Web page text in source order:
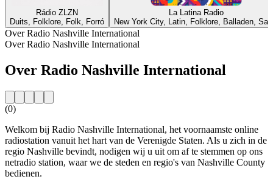
Rádio ZLZN
Duits, Folklore, Folk, Forró
La Latina Radio
New York City, Latin, Folklore, Balladen,
Over Radio Nashville International
Over Radio Nashville International
Over Radio Nashville International
(0)
Welkom bij Radio Nashville International, het voornaamste online
radiostation vanuit het hart van de Verenigde Staten. Als u zich in de
regio Nashville bevindt, nodigen wij u uit om af te stemmen op ons
netradio station, waar we de steden en regio's van Nashville County
bedienen.